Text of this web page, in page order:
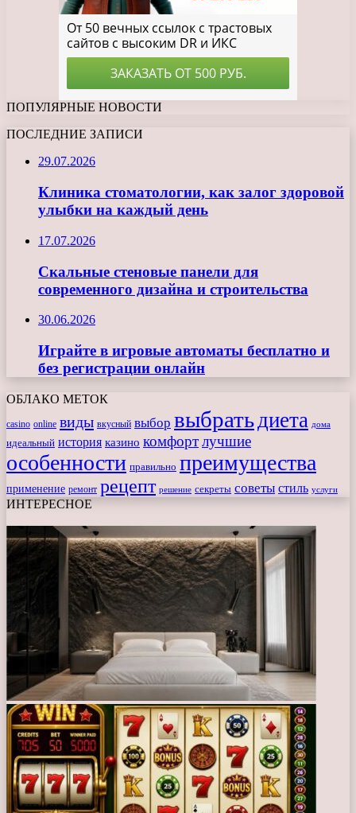
ПОПУЛЯРНЫЕ НОВОСТИ
ПОСЛЕДНИЕ ЗАПИСИ
29.07.2026
Клиника стоматологии, как залог здоровой
улыбки на каждый день
17.07.2026
Скальные стеновые панели для
современного дизайна и строительства
30.06.2026
Играйте в игровые автоматы бесплатно и
без регистрации онлайн
ОБЛАКО МЕТОК
casino online виды вкусный выбор выбрать диета дома
идеальный история казино комфортлучшие
особенности правильно преимущества
применение ремонт рецепт решение секреты советы стиль услуги
ИНТЕРЕСНОЕ